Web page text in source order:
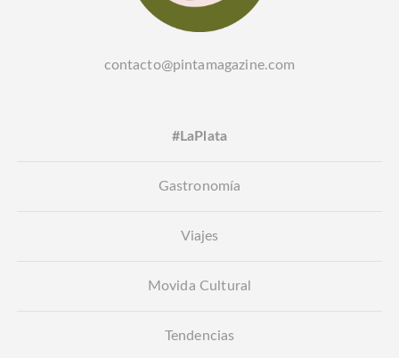
contacto@pintamagazine.com
#LaPlata
Gastronomía
Viajes
Movida Cultural
Tendencias